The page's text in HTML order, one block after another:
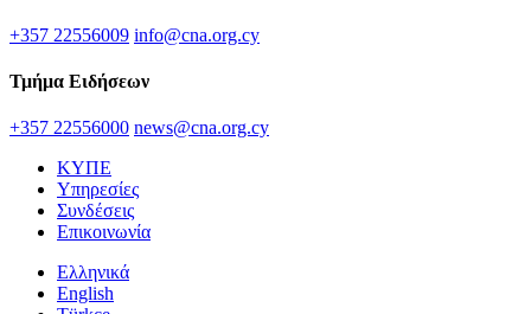
+357 22556009 info@cna.org.cy
Τμήμα Ειδήσεων
+357 22556000 news@cna.org.cy
ΚΥΠΕ
Υπηρεσίες
Συνδέσεις
Επικοινωνία
Ελληνικά
English